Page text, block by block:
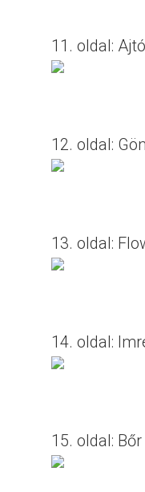
11. oldal:
12. oldal:
13. oldal:
14. oldal:
15. oldal: